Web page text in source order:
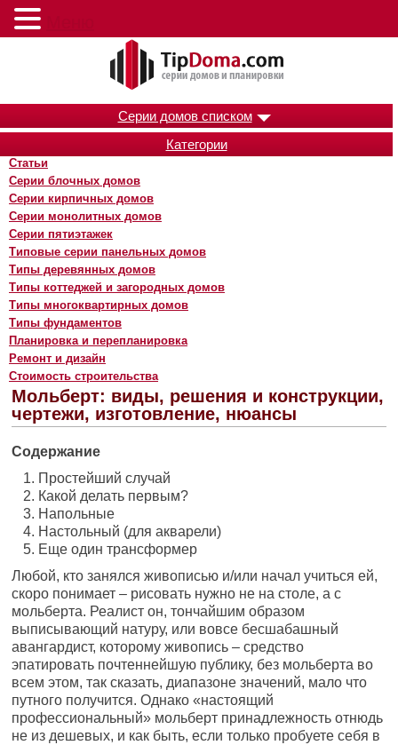
Серии домов списком
Категории
Статьи
Серии блочных домов
Серии кирпичных домов
Серии монолитных домов
Серии пятиэтажек
Типовые серии панельных домов
Типы деревянных домов
Типы коттеджей и загородных домов
Типы многоквартирных домов
Типы фундаментов
Планировка и перепланировка
Ремонт и дизайн
Стоимость строительства
Мольберт: виды, решения и конструкции,
чертежи, изготовление, нюансы
Содержание
Простейший случай
Какой делать первым?
Напольные
Настольный (для акварели)
Еще один трансформер
Любой, кто занялся живописью и/или начал учиться ей,
скоро понимает – рисовать нужно не на столе, а с
мольберта. Реалист он, тончайшим образом
выписывающий натуру, или вовсе бесшабашный
авангардист, которому живопись – средство
эпатировать почтеннейшую публику, без мольберта во
всем этом, так сказать, диапазоне значений, мало что
путного получится. Однако «настоящий
профессиональный» мольберт принадлежность отнюдь
не из дешевых, и как быть, если только пробуете себя в